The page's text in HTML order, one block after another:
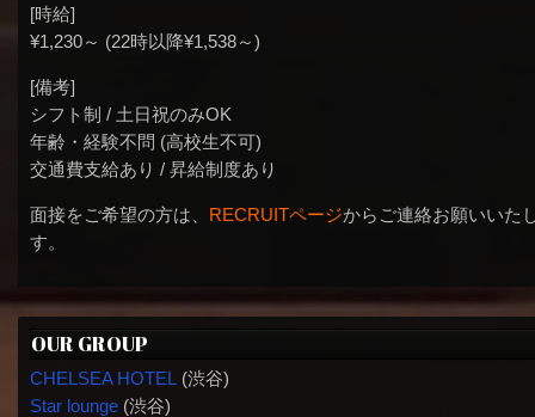
[時給]
¥1,230～ (22時以降¥1,538～)
[備考]
シフト制 / 土日祝のみOK
年齢・経験不問 (高校生不可)
交通費支給あり / 昇給制度あり
面接をご希望の方は、 RECRUITページからご連絡お願いいた
す。
OUR GROUP
CHELSEA HOTEL (渋谷)
Star lounge(渋谷)